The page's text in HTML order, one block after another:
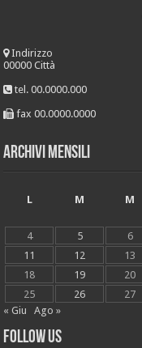
Indirizzo
00000 Città
tel. 00.0000.000
fax 00.0000.0000
Archivi mensili
L
M M
4
5 6
11
12 13
18
19 20
25
26 27
« Giu
Ago »
Follow Us